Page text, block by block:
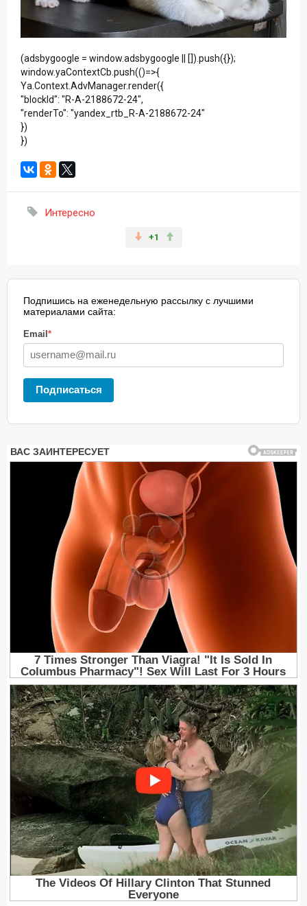
(adsbygoogle = window.adsbygoogle || []).push({});
window.yaContextCb.push(()=>{
Ya.Context.AdvManager.render({
"blockId": "R-A-2188672-24",
"renderTo": "yandex_rtb_R-A-2188672-24"
})
})
Интересно
+1
Подпишись на еженедельную рассылку с лучшими
материалами сайта:
Email*
Подписаться